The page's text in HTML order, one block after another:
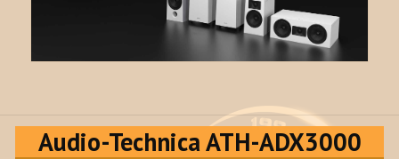
Audio-Technica ATH-ADX3000